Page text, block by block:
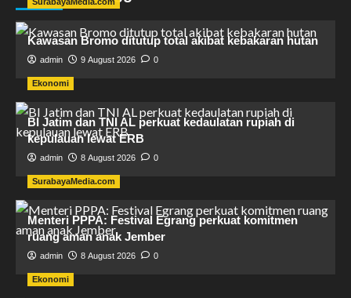
Kawasan Bromo ditutup total akibat kebakaran hutan
admin 9 August 2026 0
Ekonomi
BI Jatim dan TNI AL perkuat kedaulatan rupiah di
kepulauan lewat ERB
admin 8 August 2026 0
SurabayaMedia.com
Menteri PPPA: Festival Egrang perkuat komitmen
ruang aman anak Jember
admin 8 August 2026 0
Ekonomi